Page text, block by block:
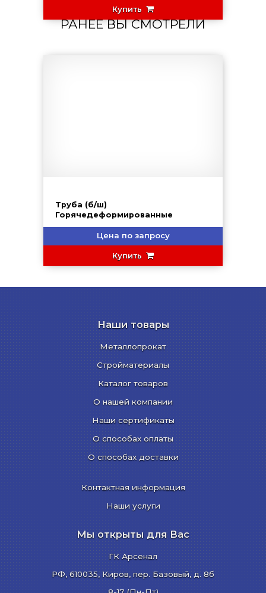
Купить
РАНЕЕ ВЫ СМОТРЕЛИ
Труба (б/ш)
Горячедеформированные
Цена по запросу
Купить
Наши товары
Металлопрокат
Стройматериалы
Каталог товаров
О нашей компании
Наши сертификаты
О способах оплаты
О способах доставки
Контактная информация
Наши услуги
Мы открыты для Вас
ГК Арсенал
РФ, 610035, Киров, пер. Базовый, д. 8б